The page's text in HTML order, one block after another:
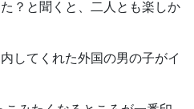
？と聞くと、二人とも楽しか
してくれた外国の男の子がイ